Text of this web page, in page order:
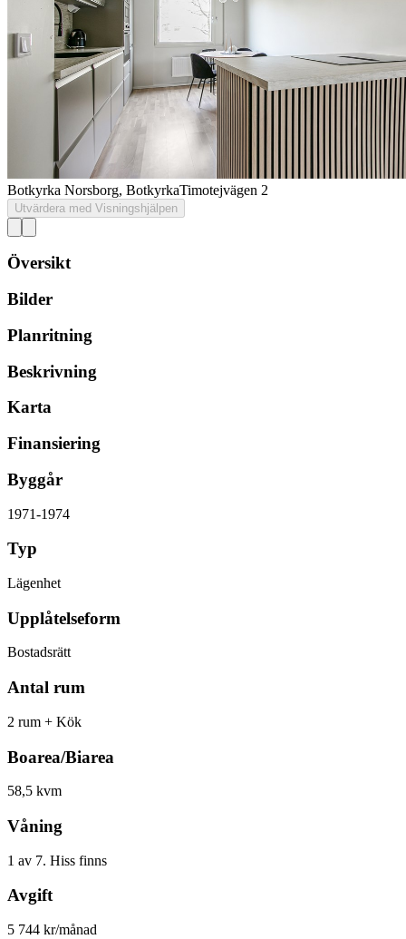
Botkyrka Norsborg, BotkyrkaTimotejvägen 2
Utvärdera med Visningshjälpen
Översikt
Bilder
Planritning
Beskrivning
Karta
Finansiering
Byggår
1971-1974
Typ
Lägenhet
Upplåtelseform
Bostadsrätt
Antal rum
2 rum + Kök
Boarea/Biarea
58,5 kvm
Våning
1 av 7. Hiss finns
Avgift
5 744 kr/månad